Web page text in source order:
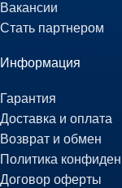
Вакансии
Стать партнером
Информация
Гарантия
Доставка и оплата
Возврат и обмен
Политика
Договор оферты